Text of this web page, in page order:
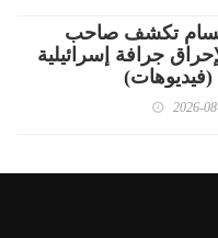
تكشف صاحب
جرافة إسرائيلية
2026-